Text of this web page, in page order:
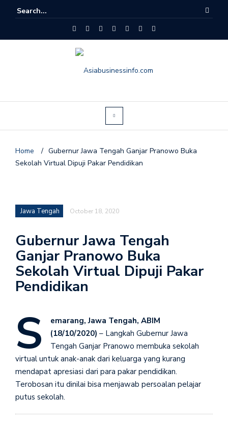
Home / Gubernur Jawa Tengah Ganjar Pranowo Buka
Sekolah Virtual Dipuji Pakar Pendidikan
Jawa Tengah October 18, 2020
Gubernur Jawa Tengah
Ganjar Pranowo Buka
Sekolah Virtual Dipuji Pakar
Pendidikan
S
emarang, Jawa Tengah, ABIM
(18/10/2020) – Langkah Gubernur Jawa
Tengah Ganjar Pranowo membuka sekolah
virtual untuk anak-anak dari keluarga yang kurang
mendapat apresiasi dari para pakar pendidikan.
Terobosan itu dinilai bisa menjawab persoalan pelajar
putus sekolah.